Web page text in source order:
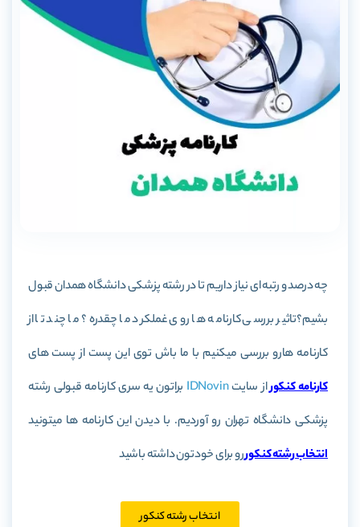
چه درصد و رتبه ای نیاز داریم تا در رشته پزشکی دانشگاه همدان قبول
بشیم؟تاثیر بررسی کارنامه ها روی غملکرد ما چقدره؟ ما چند تا از
کارنامه هارو بررسی میکنیم با ما باش توی این پست از پست های
کارنامه کنکوراز سایتIDNovin براتون یه سری کارنامه قبولی رشته
پزشکی دانشگاه تهران رو آوردیم. با دیدن این کارنامه ها میتونید
انتخاب رشته کنکوررو برای خودتون داشته باشید
انتخاب رشته کنکور